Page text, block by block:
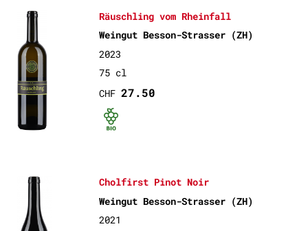
Räuschling vom Rheinfall
Weingut Besson-Strasser (ZH)
2023
75 cl
CHF27.50
Bio certifié
Cholfirst Pinot Noir
Weingut Besson-Strasser (ZH)
2021